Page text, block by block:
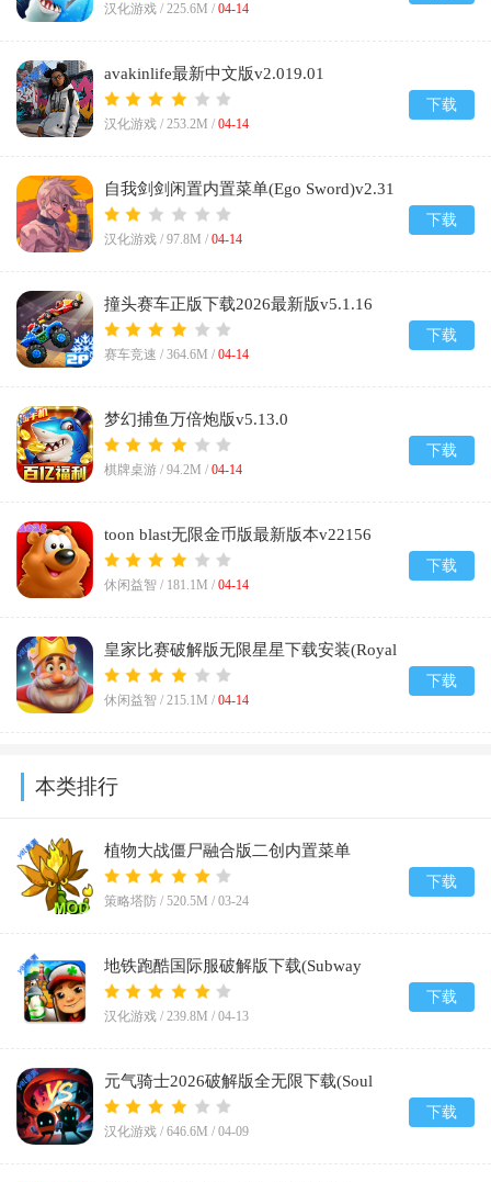
汉化游戏 / 225.6M / 04-14
avakinlife最新中文版v2.019.01
汉化游戏 / 253.2M / 04-14
下载
自我剑剑闲置内置菜单(Ego Sword)v2.31
汉化游戏 / 97.8M / 04-14
下载
撞头赛车正版下载2026最新版v5.1.16
赛车竞速 / 364.6M / 04-14
下载
梦幻捕鱼万倍炮版v5.13.0
棋牌桌游 / 94.2M / 04-14
下载
toon blast无限金币版最新版本v22156
休闲益智 / 181.1M / 04-14
下载
皇家比赛破解版无限星星下载安装(Royal
Match)v35524
休闲益智 / 215.1M / 04-14
下载
本类排行
植物大战僵尸融合版二创内置菜单
(PlantsVsZombiesRH-Mod)v3.5
策略塔防 / 520.5M / 03-24
下载
地铁跑酷国际服破解版下载(Subway
Surf)v3.61.1
汉化游戏 / 239.8M / 04-13
下载
元气骑士2026破解版全无限下载(Soul
Knight)v8.1.0
汉化游戏 / 646.6M / 04-09
下载